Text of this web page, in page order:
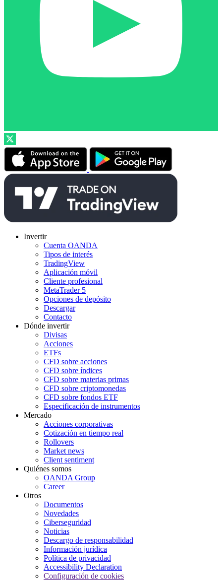
Invertir
Cuenta OANDA
Tipos de interés
TradingView
Aplicación móvil
Cliente profesional
MetaTrader 5
Opciones de depósito
Descargar
Contacto
Dónde invertir
Divisas
Acciones
ETFs
CFD sobre acciones
CFD sobre índices
CFD sobre materias primas
CFD sobre criptomonedas
CFD sobre fondos ETF
Especificación de instrumentos
Mercado
Acciones corporativas
Cotización en tiempo real
Rollovers
Market news
Client sentiment
Quiénes somos
OANDA Group
Career
Otros
Documentos
Novedades
Ciberseguridad
Noticias
Descargo de responsabilidad
Información jurídica
Política de privacidad
Accessibility Declaration
Configuración de cookies